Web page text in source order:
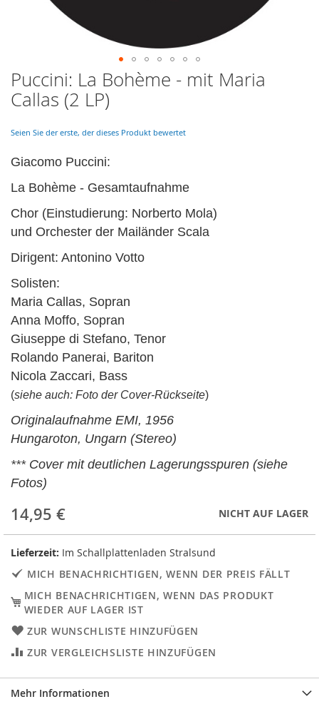
Skip
to
the
of
images
Puccini: La Bohème - mit Maria
Callas (2 LP)
Seien Sie der erste, der dieses Produkt bewertet
Giacomo Puccini:
La Bohème - Gesamtaufnahme
Chor (Einstudierung: Norberto Mola)
und Orchester der Mailänder Scala
Dirigent: Antonino Votto
Solisten:
Maria Callas, Sopran
Anna Moffo, Sopran
Giuseppe di Stefano, Tenor
Rolando Panerai, Bariton
Nicola Zaccari, Bass
(siehe auch: Foto der Cover-Rückseite)
Originalaufnahme EMI, 1956
Hungaroton, Ungarn (Stereo)
*** Cover mit deutlichen Lagerungsspuren (siehe
Fotos)
14,95 € NICHT AUF LAGER
Lieferzeit: Im Schallplattenladen Stralsund
MICH BENACHRICHTIGEN, WENN DER PREIS FÄLLT
MICH BENACHRICHTIGEN, WENN DAS PRODUKT
WIEDER AUF LAGER IST
ZUR WUNSCHLISTE HINZUFÜGEN
ZUR VERGLEICHSLISTE HINZUFÜGEN
Mehr Informationen